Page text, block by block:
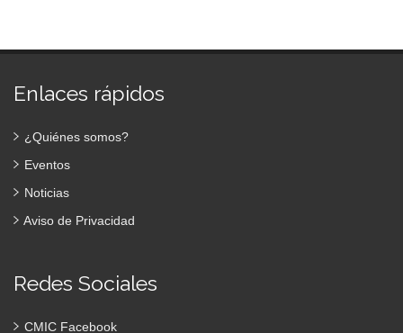
Enlaces rápidos
¿Quiénes somos?
Eventos
Noticias
Aviso de Privacidad
Redes Sociales
CMIC Facebook